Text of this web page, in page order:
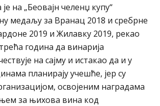
на „Беовајн челенџ купу“
медаљу за Вранац 2018 и сребрне
2019 и Жилавку 2019, рекао
трећа година да винарија
на сајму и истакао да и у
планирају учешће, јер су
освојеним наградама
за њихова вина код